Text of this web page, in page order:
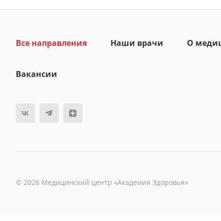
Все направления Наши врачи О
Вакансии
© 2026 Медицинский центр «Академия Здоровья»